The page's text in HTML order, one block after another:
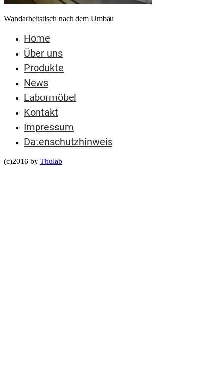
Wandarbeitstisch nach dem Umbau
Home
Über uns
Produkte
News
Labormöbel
Kontakt
Impressum
Datenschutzhinweis
(c)2016 by Thulab